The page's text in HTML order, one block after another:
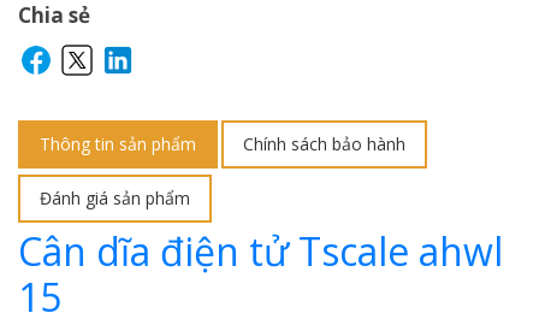
Chia sẻ
Thông tin sản phẩm Chính sách bảo hành
Đánh giá sản phẩm
Cân dĩa điện tử Tscale ahwl
15